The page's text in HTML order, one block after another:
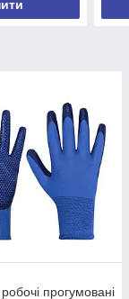
прогумовані